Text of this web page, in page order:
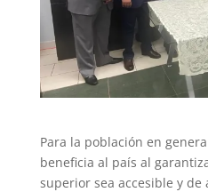
Para la población en
beneficia al país al
superior sea accesible y de